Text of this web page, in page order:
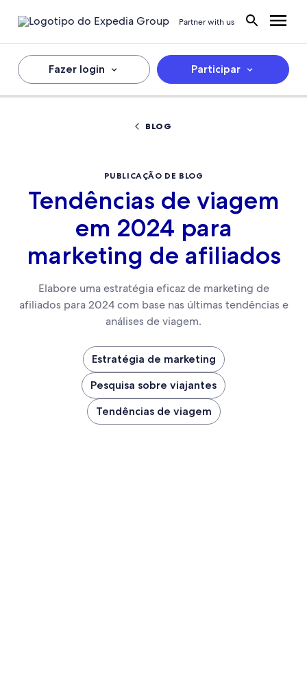
Partner with us
Fazer login Participar
BLOG
PUBLICAÇÃO DE BLOG
Tendências de viagem
em 2024 para
marketing de afiliados
Elabore uma estratégia eficaz de marketing de
afiliados para 2024 com base nas últimas tendências e
análises de viagem.
Estratégia de marketing
Pesquisa sobre viajantes
Tendências de viagem